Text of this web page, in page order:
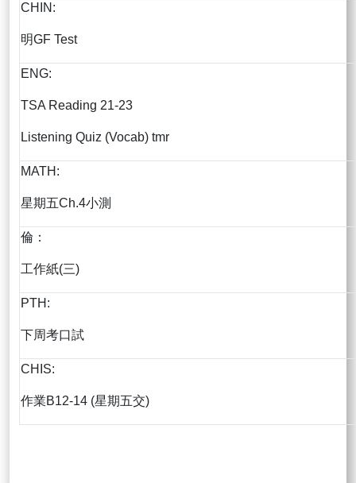
CHIN:
明GF Test
ENG:
TSA Reading 21-23
Listening Quiz (Vocab) tmr
MATH:
星期五Ch.4小測
倫：
工作紙(三)
PTH:
下周考口試
CHIS:
作業B12-14 (星期五交)